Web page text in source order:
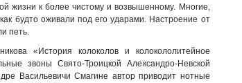
жизни к более чистому и возвышенному. Многие,
будто оживали под его ударами. Настроение от
петь.
«История колоколов и колокололитейное
звоны Свято-Троицкой Александро-Невской
Васильевичи Смагине автор приводит нотные